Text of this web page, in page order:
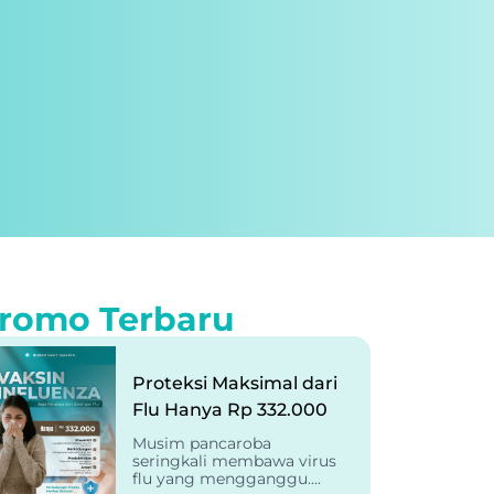
Terbaru
Proteksi Maksimal dari
Flu Hanya Rp 332.000
Musim pancaroba
seringkali membawa virus
flu yang mengganggu....